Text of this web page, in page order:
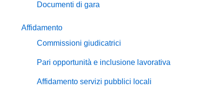
Documenti di gara
Affidamento
Commissioni giudicatrici
Pari opportunità e inclusione lavorativa
Affidamento servizi pubblici locali